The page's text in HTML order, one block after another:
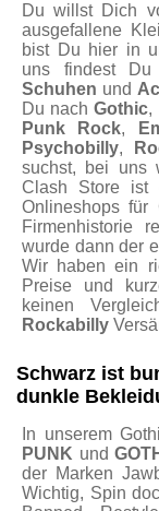
Du willst Dich
ausgefallene
bist Du hier in
uns findest
Schuhen und
Du nachGothic,
Punk Rock,
Psychobilly,
suchst, bei uns
Clash Store ist
Onlineshops
Firmenhistorie
wurde dann der
Wir haben ein
Preise und
keinen
Rockabilly
Schwarz ist
dunkle
In unserem
PUNK und
der Marken
Wichtig, Spin